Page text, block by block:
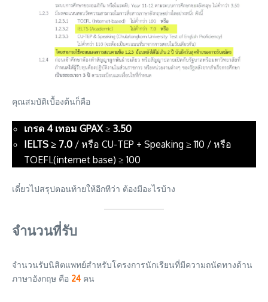
คุณสมบัติเบื้องต้นก็คือ
เกรด 4 เทอม GPAX≥ 3.50
IELTS ≥ 7.0 / หรือ CU-TEP + Speaking ≥ 110 / หรือ
TOEFL(internet base) ≥ 100
เดี๋ยวไปสรุปตอนท้ายให้อีกทีว่า ต้องมีอะไรบ้าง
จำนวนที่รับ
จำนวนรับนิสิตแพทย์สำหรับโครงการนักเรียนที่มีความถนัดทางด้าน
ภาษาอังกฤษ คือ 24 คน